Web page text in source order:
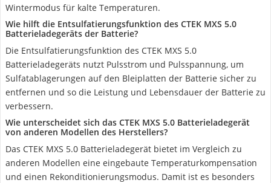
Wintermodus für kalte Temperaturen.
Wie hilft die Entsulfatierungsfunktion des CTEK MXS 5.0
Batterieladegeräts der Batterie?
Die Entsulfatierungsfunktion des CTEK MXS 5.0
Batterieladegeräts nutzt Pulsstrom und Pulsspannung, um
Sulfatablagerungen auf den Bleiplatten der Batterie sicher zu
entfernen und so die Leistung und Lebensdauer der Batterie zu
verbessern.
Wie unterscheidet sich das CTEK MXS 5.0 Batterieladegerät
von anderen Modellen des Herstellers?
Das CTEK MXS 5.0 Batterieladegerät bietet im Vergleich zu
anderen Modellen eine eingebaute Temperaturkompensation
und einen Rekonditionierungsmodus. Damit ist es besonders